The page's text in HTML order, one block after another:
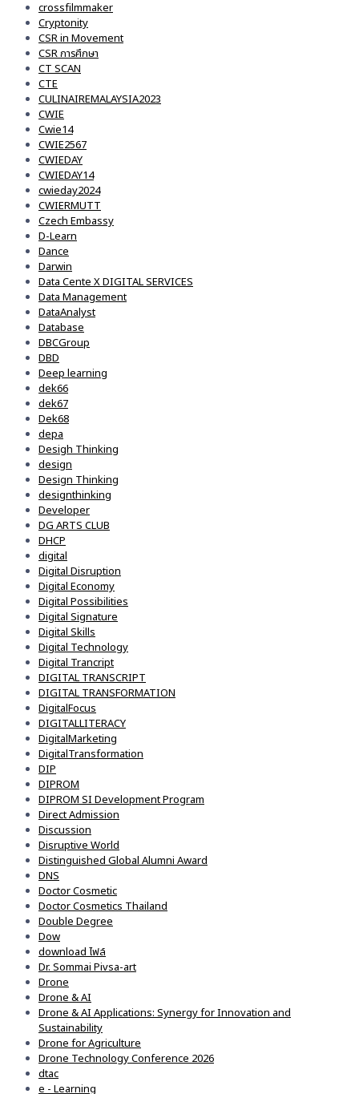
crossfilmmaker
Cryptonity
CSR in Movement
CSR การศึกษา
CT SCAN
CTE
CULINAIREMALAYSIA2023
CWIE
Cwie14
CWIE2567
CWIEDAY
CWIEDAY14
cwieday2024
CWIERMUTT
Czech Embassy
D-Learn
Dance
Darwin
Data Cente X DIGITAL SERVICES
Data Management
DataAnalyst
Database
DBCGroup
DBD
Deep learning
dek66
dek67
Dek68
depa
Desigh Thinking
design
Design Thinking
designthinking
Developer
DG ARTS CLUB
DHCP
digital
Digital Disruption
Digital Economy
Digital Possibilities
Digital Signature
Digital Skills
Digital Technology
Digital Trancript
DIGITAL TRANSCRIPT
DIGITAL TRANSFORMATION
DigitalFocus
DIGITALLITERACY
DigitalMarketing
DigitalTransformation
DIP
DIPROM
DIPROM SI Development Program
Direct Admission
Discussion
Disruptive World
Distinguished Global Alumni Award
DNS
Doctor Cosmetic
Doctor Cosmetics Thailand
Double Degree
Dow
download ไฟล์
Dr. Sommai Pivsa-art
Drone
Drone & AI
Drone & AI Applications: Synergy for Innovation and
Sustainability
Drone for Agriculture
Drone Technology Conference 2026
dtac
e - Learning